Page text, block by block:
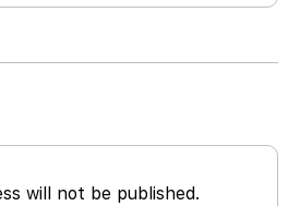
will not be published.